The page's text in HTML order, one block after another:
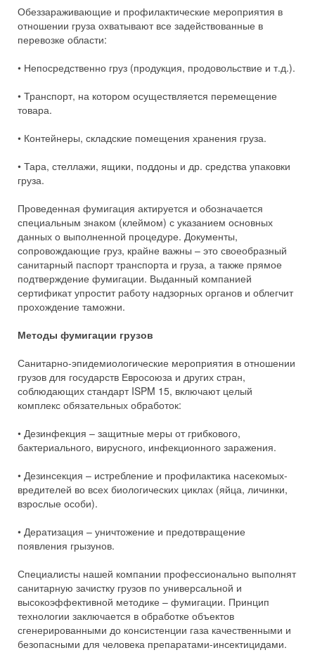
Обеззараживающие и профилактические мероприятия в
отношении груза охватывают все задействованные в
перевозке области:
• Непосредственно груз (продукция, продовольствие и т.д.).
• Транспорт, на котором осуществляется перемещение
товара.
• Контейнеры, складские помещения хранения груза.
• Тара, стеллажи, ящики, поддоны и др. средства упаковки
груза.
Проведенная фумигация актируется и обозначается
специальным знаком (клеймом) с указанием основных
данных о выполненной процедуре. Документы,
сопровождающие груз, крайне важны – это своеобразный
санитарный паспорт транспорта и груза, а также прямое
подтверждение фумигации. Выданный компанией
сертификат упростит работу надзорных органов и облегчит
прохождение таможни.
Методы фумигации грузов
Санитарно-эпидемиологические мероприятия в отношении
грузов для государств Евросоюза и других стран,
соблюдающих стандарт ISPM 15, включают целый
комплекс обязательных обработок:
• Дезинфекция – защитные меры от грибкового,
бактериального, вирусного, инфекционного заражения.
• Дезинсекция – истребление и профилактика насекомых-
вредителей во всех биологических циклах (яйца, личинки,
взрослые особи).
• Дератизация – уничтожение и предотвращение
появления грызунов.
Специалисты нашей компании профессионально выполнят
санитарную зачистку грузов по универсальной и
высокоэффективной методике – фумигации. Принцип
технологии заключается в обработке объектов
сгенерированными до консистенции газа качественными и
безопасными для человека препаратами-инсектицидами.